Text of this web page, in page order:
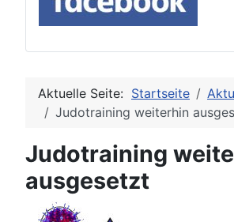
Aktuelle Seite: Startseite
Judotraining weiterhin
Judotraining
ausgesetzt